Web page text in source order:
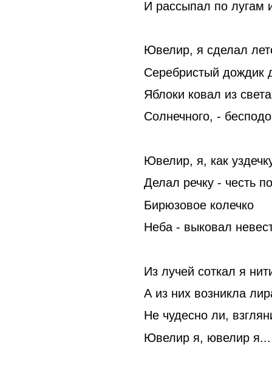
И рассыпал по лугам
Ювелир, я сделал
Серебристый дождик
Яблоки ковал из света
Солнечного, -
Ювелир, я, как
Делал речку - честь
Бирюзовое колечко
Неба - выковал
Из лучей соткал я
А из них возникла
Не чудесно ли,
Ювелир я, ювелир я...